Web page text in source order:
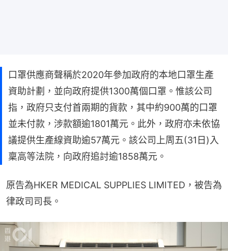
口罩供應商聲稱於2020年參加政府的本地口罩生產
資助計劃，並向政府提供1300萬個口罩。惟該公司
指，政府只支付首兩期的貨款，其中約900萬的口罩
並未付款，涉款額逾1801萬元。此外，政府亦未依協
議提供生產線資助逾57萬元。該公司上周五(31日)入
稟高等法院，向政府追討逾1858萬元。
原告為HKER MEDICAL SUPPLIES LIMITED，被告為
律政司司長。